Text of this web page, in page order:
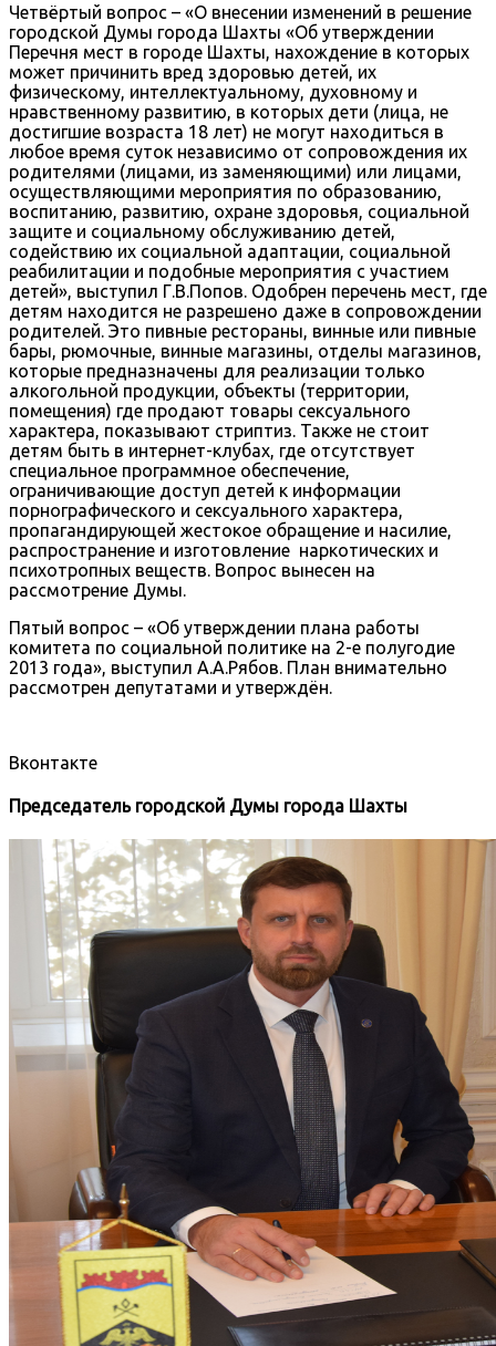
Четвёртый вопрос – «О внесении изменений в решение
городской Думы города Шахты «Об утверждении
Перечня мест в городе Шахты, нахождение в которых
может причинить вред здоровью детей, их
физическому, интеллектуальному, духовному и
нравственному развитию, в которых дети (лица, не
достигшие возраста 18 лет) не могут находиться в
любое время суток независимо от сопровождения их
родителями (лицами, из заменяющими) или лицами,
осуществляющими мероприятия по образованию,
воспитанию, развитию, охране здоровья, социальной
защите и социальному обслуживанию детей,
содействию их социальной адаптации, социальной
реабилитации и подобные мероприятия с участием
детей», выступил Г.В.Попов. Одобрен перечень мест, где
детям находится не разрешено даже в сопровождении
родителей. Это пивные рестораны, винные или пивные
бары, рюмочные, винные магазины, отделы магазинов,
которые предназначены для реализации только
алкогольной продукции, объекты (территории,
помещения) где продают товары сексуального
характера, показывают стриптиз. Также не стоит
детям быть в интернет-клубах, где отсутствует
специальное программное обеспечение,
ограничивающие доступ детей к информации
порнографического и сексуального характера,
пропагандирующей жестокое обращение и насилие,
распространение и изготовление наркотических и
психотропных веществ. Вопрос вынесен на
рассмотрение Думы.
Пятый вопрос – «Об утверждении плана работы
комитета по социальной политике на 2-е полугодие
2013 года», выступил А.А.Рябов. План внимательно
рассмотрен депутатами и утверждён.
Вконтакте
Председатель городской Думы города Шахты